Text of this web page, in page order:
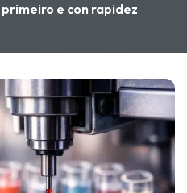
e con rapidez